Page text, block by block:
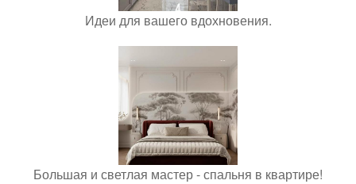
Идеи для вашего вдохновения.
Большая и светлая мастер - спальня в квартире!